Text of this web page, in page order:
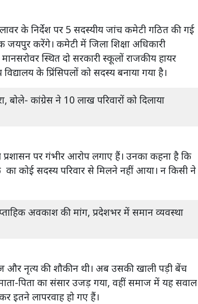
के निर्देश पर 5 सदस्यीय जांच कमेटी गठित की गई
जयपुर करेंगे। कमेटी में जिला शिक्षा अधिकारी
स्थित दो सरकारी स्कूलों राजकीय हायर
के प्रिंसिपलों को सदस्य बनाया गया है।
बोले- कांग्रेस ने 10 लाख परिवारों को दिलाया
प्रशासन पर गंभीर आरोप लगाए हैं। उनका कहना है कि
कोई सदस्य परिवार से मिलने नहीं आया। न किसी ने
अवकाश की मांग, प्रदेशभर में समान व्यवस्था
और नृत्य की शौकीन थी। अब उसकी खाली पड़ी बेंच
पिता का संसार उजड़ गया, वहीं समाज में यह सवाल
इतने लापरवाह हो गए हैं।